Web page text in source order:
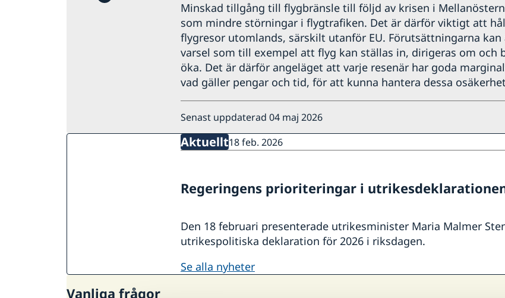
Minskad tillgång till flygbränsle till följd av krisen i
som mindre störningar i flygtrafiken. Det är därför viktigt att
flygresor utomlands, särskilt utanför EU. Förutsättningarna
varsel som till exempel att flyg kan ställas in, dirigeras om
öka. Det är därför angeläget att varje resenär har goda
vad gäller pengar och tid, för att kunna hantera dessa
Senast uppdaterad 04 maj 2026
Aktuellt18 feb. 2026
Regeringens prioriteringar i
Den 18 februari presenterade utrikesminister Maria Malmer
utrikespolitiska deklaration för 2026 i riksdagen.
se alla nyheter
Vanliga frågor